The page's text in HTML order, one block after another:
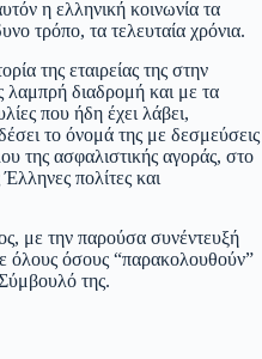
η ελληνική κοινωνία τα
τρόπο, τα τελευταία χρόνια.
της εταιρείας της στην
λαμπρή διαδρομή και με τα
που ήδη έχει λάβει,
το όνομά της με δεσμεύσεις
της ασφαλιστικής αγοράς, στο
πολίτες και
με την παρούσα συνέντευξή
όλους όσους “παρακολουθούν”
της.